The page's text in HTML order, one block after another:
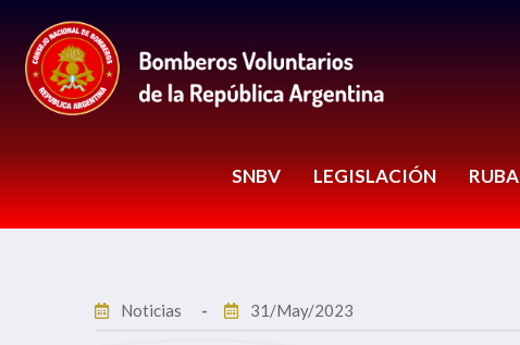
SNBV LEGISLACIÓN RUBA
Noticias 31/May/2023